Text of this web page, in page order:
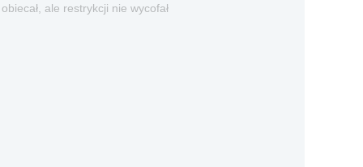
ale restrykcji nie wycofał